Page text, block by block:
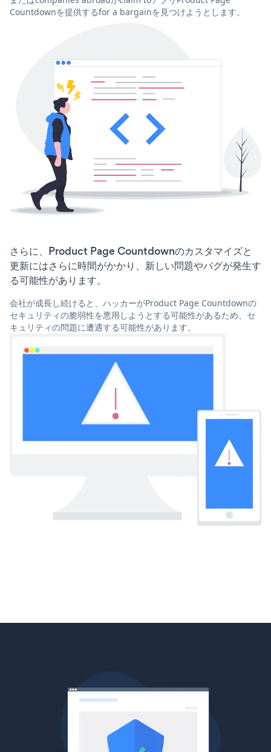
Countdownを提供するfor a bargainを見つけようとします。
さらに、Product Page Countdownのカスタマイズと
更新にはさらに時間がかかり、新しい問題やバグが発生す
る可能性があります。
会社が成長し続けると、ハッカーがProduct Page Countdownの
セキュリティの脆弱性を悪用しようとする可能性があるため、セ
キュリティの問題に遭遇する可能性があります。